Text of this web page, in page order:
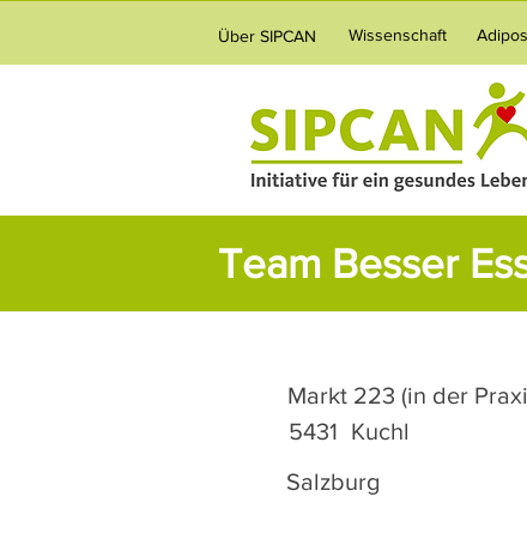
Über SIPCAN Wissenschaft
Team Besser
Markt 223 (in der
Kuchl
5431
Salzburg